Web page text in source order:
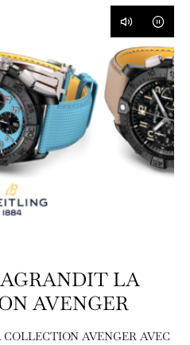
LA
AVENGER
AVENGER AVEC